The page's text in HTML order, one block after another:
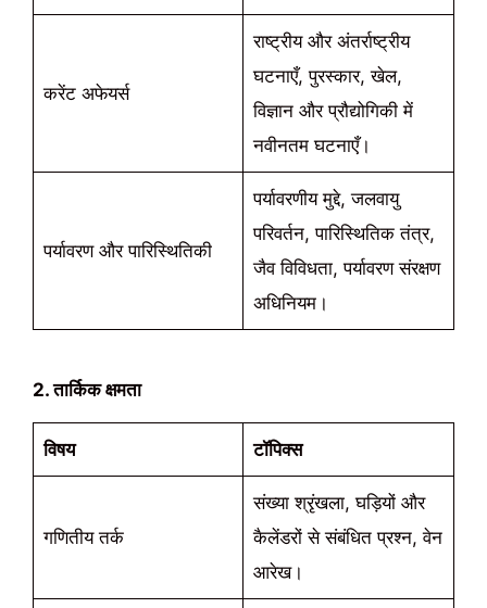
करेंट अफेयर्स
राष्ट्रीय और अंतर्राष्ट्रीय
घटनाएँ, पुरस्कार, खेल,
विज्ञान और प्रौद्योगिकी में
नवीनतम घटनाएँ।
पर्यावरण और पारिस्थितिकी
पर्यावरणीय मुद्दे, जलवायु
परिवर्तन, पारिस्थितिक तंत्र,
जैव विविधता, पर्यावरण संरक्षण
अधिनियम।
2. तार्किक क्षमता
विषय टॉपिक्स
गणितीय तर्क
संख्या श्रृंखला, घड़ियों और
कैलेंडरों से संबंधित प्रश्न, वेन
आरेख।